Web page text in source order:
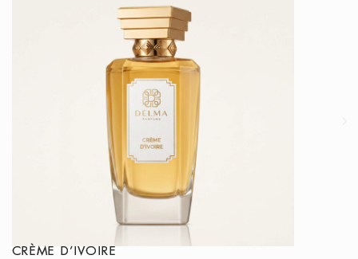
CRÈME D’IVOIRE